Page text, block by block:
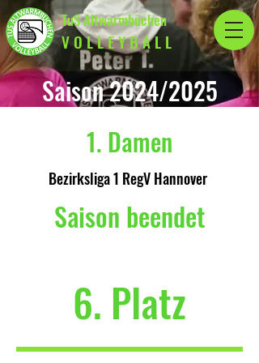
TuS Altwarmbüchen
V O L L E Y B A L L
Saison 2024/2025
1. Damen
Bezirksliga 1 RegV Hannover
Saison beendet
6. Platz